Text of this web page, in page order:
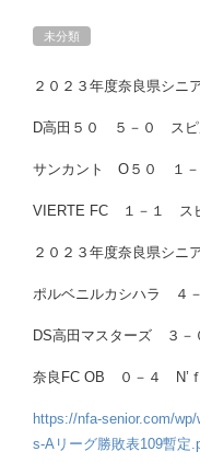
未分類
２０２３年度奈良県シ
D高田５０ ５－０ スピ
サンカント O５０ １
VIERTE FC １－１ ス
２０２３年度奈良県シ
ポルベニルカシハラ ４
DS高田マスターズ ３
奈良FC OB ０－４ N’
https://nfa-senior.com/
s-Aリーグ勝敗表109暫定